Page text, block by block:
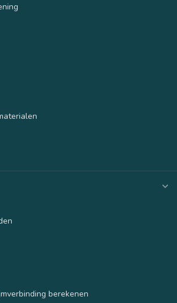
berekenen